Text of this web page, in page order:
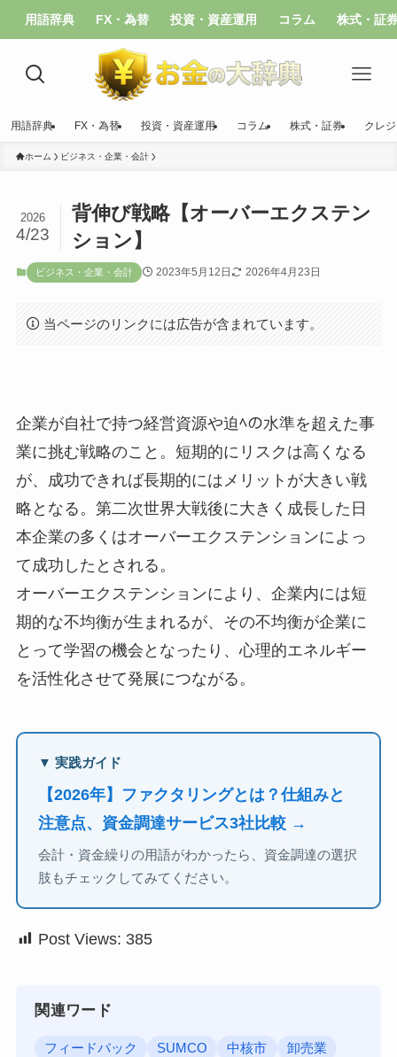
用語辞典 FX・為替 投資・資産運用 コラム 株式・証
用語辞典 FX・為替 投資・資産運用 コラム 株式・証券 クレ
ホーム ビジネス・企業・会計
背伸び戦略【オーバーエクステン
ション】
2026
4/23
ビジネス・企業・会計 2023年5月12日 2026年4月23日
当ページのリンクには広告が含まれています。
企業が自社で持つ経営資源や迫ﾍの水準を超えた事
業に挑む戦略のこと。短期的にリスクは高くなる
が、成功できれば長期的にはメリットが大きい戦
略となる。第二次世界大戦後に大きく成長した日
本企業の多くはオーバーエクステンションによっ
て成功したとされる。
オーバーエクステンションにより、企業内には短
期的な不均衡が生まれるが、その不均衡が企業に
とって学習の機会となったり、心理的エネルギー
を活性化させて発展につながる。
▼ 実践ガイド
【2026年】ファクタリングとは？仕組みと
注意点、資金調達サービス3社比較 →
会計・資金繰りの用語がわかったら、資金調達の選択
肢もチェックしてみてください。
Post Views: 385
関連ワード
フィードバック SUMCO 中核市 卸売業